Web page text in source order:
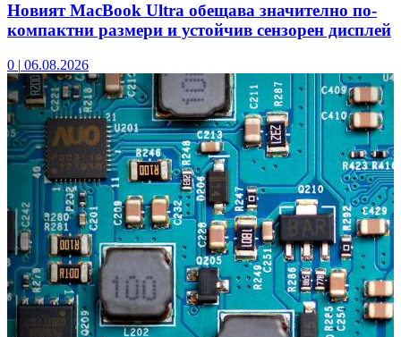
Новият MacBook Ultra обещава значително по-
компактни размери и устойчив сензорен дисплей
0 | 06.08.2026